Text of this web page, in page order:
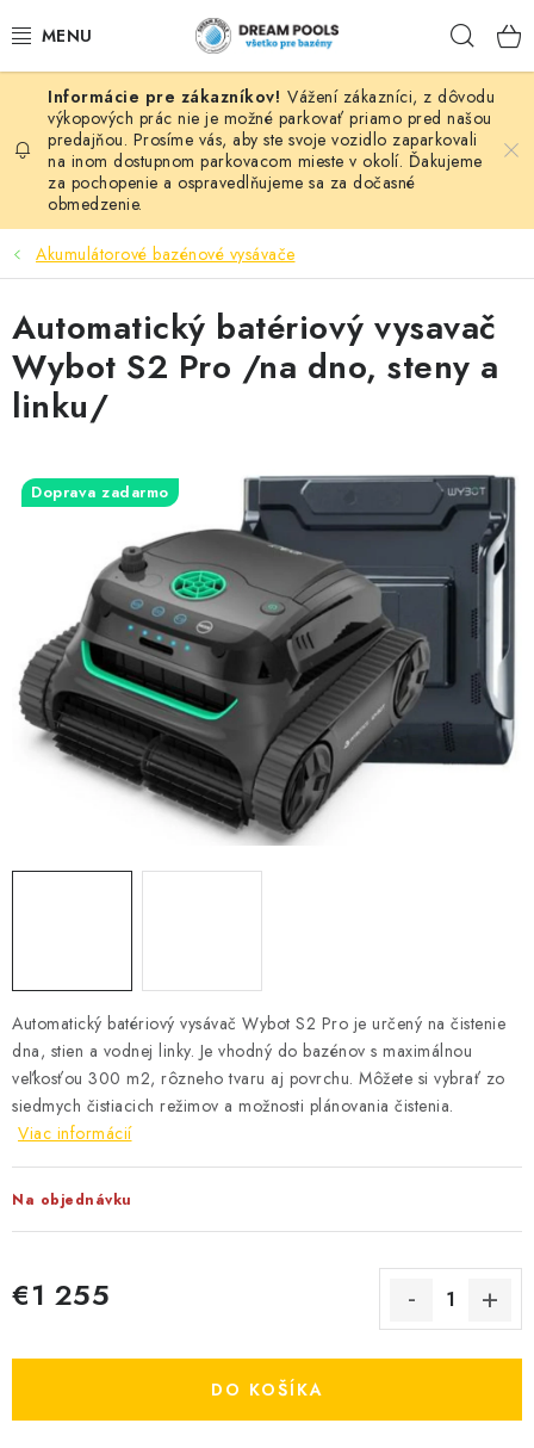
na
BAZÉNY
VÍRIVKY
ASEKO PRÍSLUŠENSTVO
NÁHRADNÉ DIELY
ZÁHRADA
VÝPREDAJ
Vážení zákazníci, z dôvodu
výkopových prác nie je možné parkovať priamo pred našou
predajňou. Prosíme vás, aby ste svoje vozidlo zaparkovali
na inom dostupnom parkovacom mieste v okolí. Ďakujeme
za pochopenie a ospravedlňujeme sa za dočasné
obmedzenie.
Akumulátorové bazénové vysávače
Automatický batériový vysávač Wybot S2 Pro je určený na čistenie
dna, stien a vodnej linky. Je vhodný do bazénov s maximálnou
veľkosťou 300 m2, rôzneho tvaru aj povrchu. Môžete si vybrať zo
siedmych čistiacich režimov a možnosti plánovania čistenia.
Viac informácií
Na objednávku
€1 255
DO KOŠÍKA
Automatický batériový vysavač
Wybot S2 Pro /na dno, steny a
linku/
Doprava zadarmo